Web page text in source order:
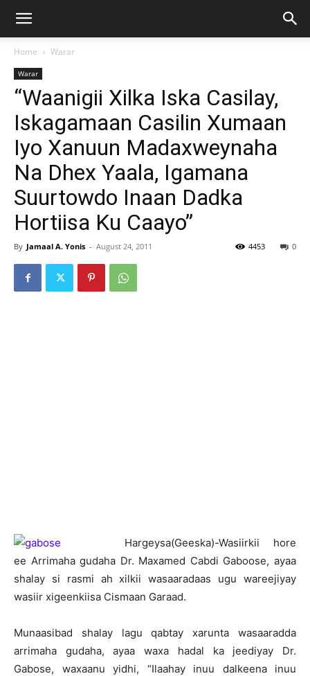
Home Warar
Warar
“Waanigii Xilka Iska Casilay,
Iskagamaan Casilin Xumaan
Iyo Xanuun Madaxweynaha
Na Dhex Yaala, Igamana
Suurtowdo Inaan Dadka
Hortiisa Ku Caayo”
By Jamaal A. Yonis - August 24, 2011 0
4453
Hargeysa(Geeska)-Wasiirkii hore
ee Arrimaha gudaha Dr. Maxamed Cabdi Gaboose, ayaa
shalay si rasmi ah xilkii wasaaradaas ugu wareejiyay
wasiir xigeenkiisa Cismaan Garaad.
Munaasibad shalay lagu qabtay xarunta wasaaradda
arrimaha gudaha, ayaa waxa hadal ka jeediyay Dr.
Gabose, waxaanu yidhi, “Ilaahay inuu dalkeena inuu